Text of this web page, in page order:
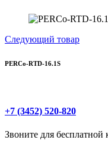
Следующий товар
PERCo-RTD-16.1S
+7 (3452) 520-820
Звоните для бесплатной